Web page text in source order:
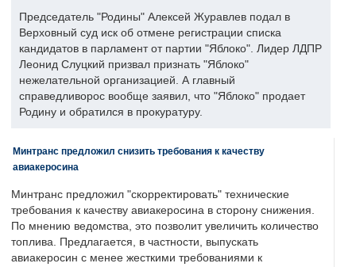
Председатель "Родины" Алексей Журавлев подал в
Верховный суд иск об отмене регистрации списка
кандидатов в парламент от партии "Яблоко". Лидер ЛДПР
Леонид Слуцкий призвал признать "Яблоко"
нежелательной организацией. А главный
справедливорос вообще заявил, что "Яблоко" продает
Родину и обратился в прокуратуру.
Минтранс предложил снизить требования к качеству
авиакеросина
Минтранс предложил "скорректировать" технические
требования к качеству авиакеросина в сторону снижения.
По мнению ведомства, это позволит увеличить количество
топлива. Предлагается, в частности, выпускать
авиакеросин с менее жесткими требованиями к